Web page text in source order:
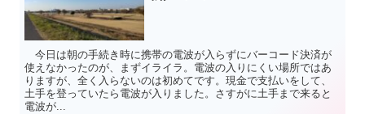
今日は朝の手続き時に携帯の電波が入らずにバーコード決済が
使えなかったのが、まずイライラ。電波の入りにくい場所ではあ
りますが、全く入らないのは初めてです。現金で支払いをして、
土手を登っていたら電波が入りました。さすがに土手まで来ると
電波が...